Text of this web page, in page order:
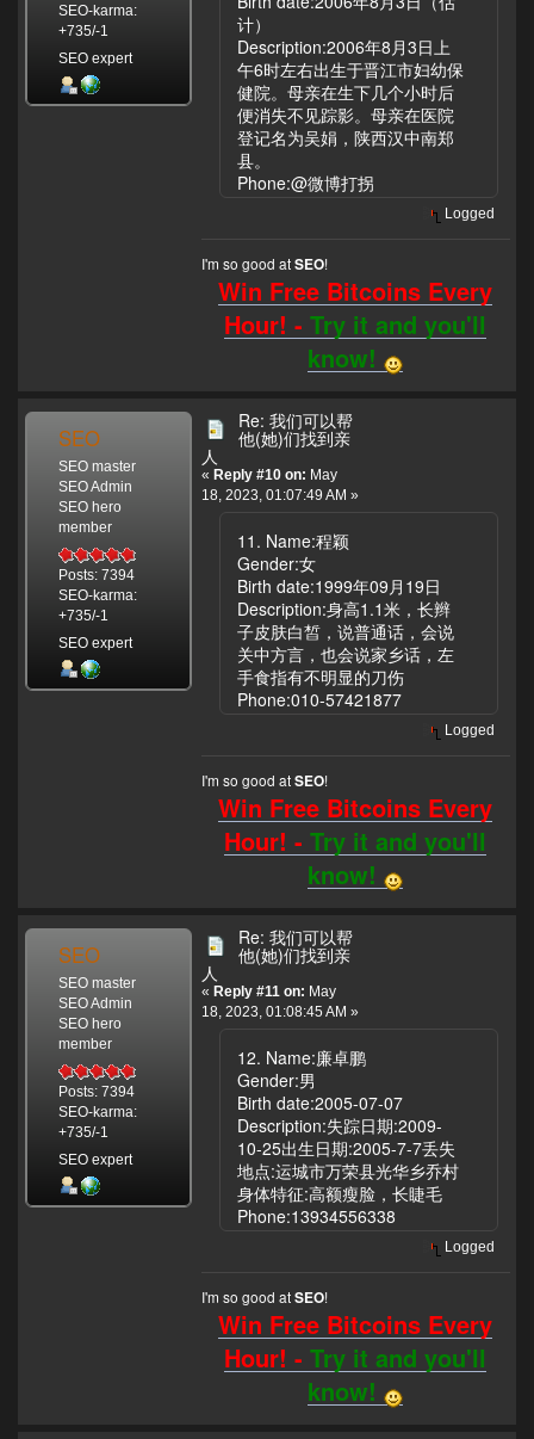
SEO-karma:
+735/-1
SEO expert
计）
Description:2006年8月3日上
午6时左右出生于晋江市妇幼保
健院。母亲在生下几个小时后
便消失不见踪影。母亲在医院
登记名为吴娟，陕西汉中南郑
县。
Phone:@微博打拐
Logged
I'm so good atSEO!
Win Free Bitcoins Every
Hour! -Try it and you'll
know!
SEO
SEO master
SEO Admin
SEO hero
member
Posts: 7394
SEO-karma:
+735/-1
SEO expert
Re: 我们可以帮
他(她)们找到亲
人
« Reply #10 on: May
18, 2023, 01:07:49 AM »
11. Name:程颖
Gender:女
Birth date:1999年09月19日
Description:身高1.1米，长辫
子皮肤白皙，说普通话，会说
关中方言，也会说家乡话，左
手食指有不明显的刀伤
Phone:010-57421877
Logged
I'm so good atSEO!
Win Free Bitcoins Every
Hour! -Try it and you'll
know!
SEO
SEO master
SEO Admin
SEO hero
member
Posts: 7394
SEO-karma:
+735/-1
SEO expert
Re: 我们可以帮
他(她)们找到亲
人
« Reply #11 on: May
18, 2023, 01:08:45 AM »
12. Name:廉卓鹏
Gender:男
Birth date:2005-07-07
Description:失踪日期:2009-
10-25出生日期:2005-7-7丢失
地点:运城市万荣县光华乡乔村
身体特征:高额瘦脸，长睫毛
Phone:13934556338
Logged
I'm so good atSEO!
Win Free Bitcoins Every
Hour! -Try it and you'll
know!